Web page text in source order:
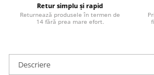
Retur simplu și rapid
Returnează produsele în termen de
14 fără prea mare efort.
Descriere